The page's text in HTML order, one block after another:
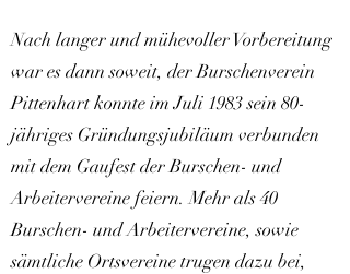
Nach langer und mühevoller Vorbereitung
war es dann soweit, der Burschenverein
Pittenhart konnte im Juli 1983 sein 80-
jähriges Gründungsjubiläum verbunden
mit dem Gaufest der Burschen- und
Arbeitervereine feiern. Mehr als 40
Burschen- und Arbeitervereine, sowie
sämtliche Ortsvereine trugen dazu bei,